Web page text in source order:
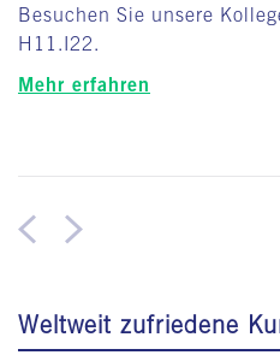
Besuchen Sie unsere
H11.I22.
Mehr erfahren
Weltweit zufriedene